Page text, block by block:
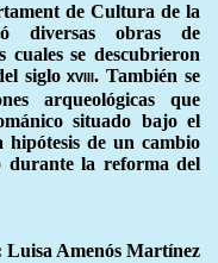
de Cultura de la
diversas obras de
se descubrieron
sigloxviii. También se
arqueológicas que
situado bajo el
de un cambio
durante la reforma del
Luisa Amenós Martínez